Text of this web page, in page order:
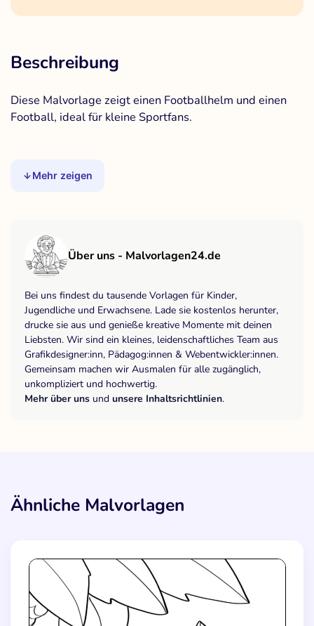
Beschreibung
Diese Malvorlage zeigt einen Footballhelm und einen
Football, ideal für kleine Sportfans.
Mehr zeigen
Über uns - Malvorlagen24.de
Bei uns findest du tausende Vorlagen für Kinder,
Jugendliche und Erwachsene. Lade sie kostenlos herunter,
drucke sie aus und genieße kreative Momente mit deinen
Liebsten. Wir sind ein kleines, leidenschaftliches Team aus
Grafikdesigner:inn, Pädagog:innen & Webentwickler:innen.
Gemeinsam machen wir Ausmalen für alle zugänglich,
unkompliziert und hochwertig.
Mehr über uns und unsere Inhaltsrichtlinien.
Ähnliche Malvorlagen